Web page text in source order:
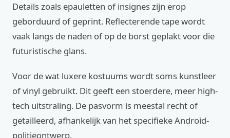
Details zoals epauletten of insignes zijn erop
geborduurd of geprint. Reflecterende tape wordt
vaak langs de naden of op de borst geplakt voor die
futuristische glans.
Voor de wat luxere kostuums wordt soms kunstleer
of vinyl gebruikt. Dit geeft een stoerdere, meer high-
tech uitstraling. De pasvorm is meestal recht of
getailleerd, afhankelijk van het specifieke Android-
politieontwerp.